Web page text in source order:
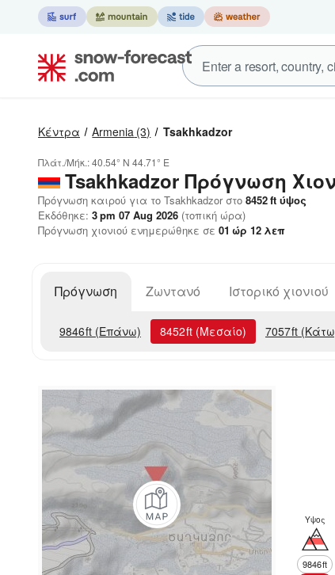
Κέντρα Armenia (3) Tsakhkadzor
Πλάτ./Μήκ.:40.54° N 44.71° E
Tsakhkadzor Πρόγνωση
Πρόγνωση καιρού για το Tsakhkadzor στο 8452ft ύψος
Εκδόθηκε: 3 pm 07 Aug 2026 (τοπική ώρα)
Πρόγνωση χιονιού ενημερώθηκε σε 01 ώρ 12 λεπ
Πρόγνωση Ζωντανό Ιστορικό χιονιού
9846ft (Επάνω) 8452ft (Μεσαίο) 7057ft
Υψος
9846ft